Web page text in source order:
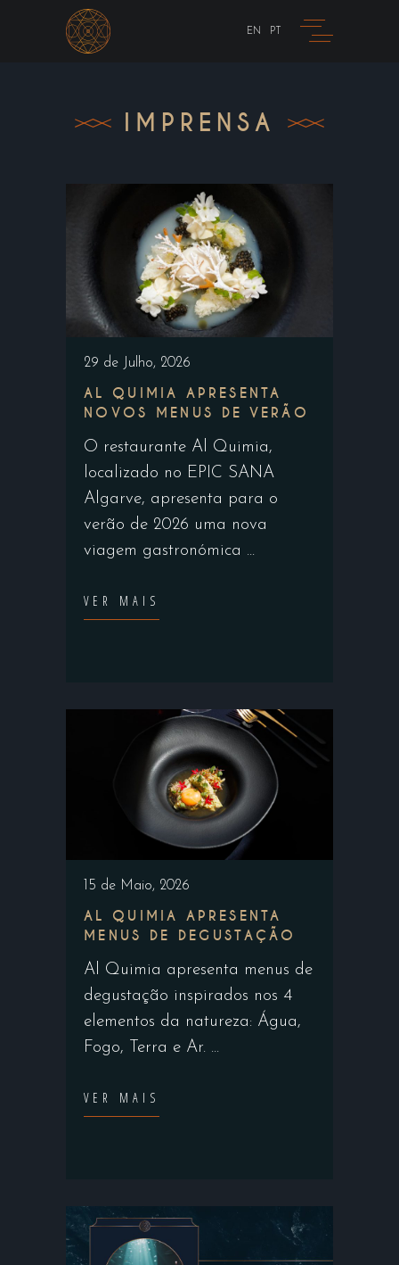
EN PT
IMPRENSA
29 de Julho, 2026
AL QUIMIA APRESENTA
NOVOS MENUS DE VERÃO
O restaurante Al Quimia,
localizado no EPIC SANA
Algarve, apresenta para o
verão de 2026 uma nova
viagem gastronómica
VER MAIS
15 de Maio, 2026
AL QUIMIA APRESENTA
MENUS DE DEGUSTAÇÃO
Al Quimia apresenta menus de
degustação inspirados nos 4
elementos da natureza: Água,
Fogo, Terra e Ar.
VER MAIS